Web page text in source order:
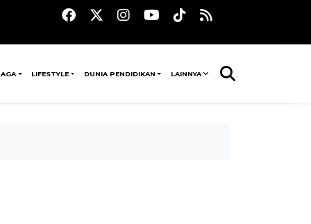
LIFESTYLE DUNIA PENDIDIKAN LAINNYA